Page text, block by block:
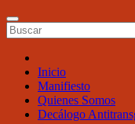
Inicio
Manifiesto
Quienes Somos
Decálogo